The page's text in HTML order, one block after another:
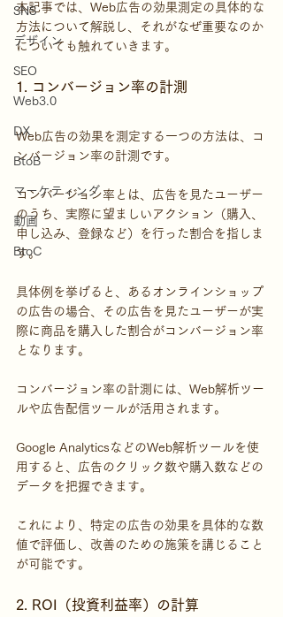
SNS
デザイン
SEO
Web3.0
DX
BtoB
マーケティング
動画
BtoC
本記事では、Web広告の効果測定の具体的な
方法について解説し、それがなぜ重要なのか
についても触れていきます。
1. コンバージョン率の計測
Web広告の効果を測定する一つの方法は、コ
ンバージョン率の計測です。
コンバージョン率とは、広告を見たユーザー
のうち、実際に望ましいアクション（購入、
申し込み、登録など）を行った割合を指しま
す。
具体例を挙げると、あるオンラインショップ
の広告の場合、その広告を見たユーザーが実
際に商品を購入した割合がコンバージョン率
となります。
コンバージョン率の計測には、Web解析ツー
ルや広告配信ツールが活用されます。
Google AnalyticsなどのWeb解析ツールを使
用すると、広告のクリック数や購入数などの
データを把握できます。
これにより、特定の広告の効果を具体的な数
値で評価し、改善のための施策を講じること
が可能です。
2. ROI（投資利益率）の計算